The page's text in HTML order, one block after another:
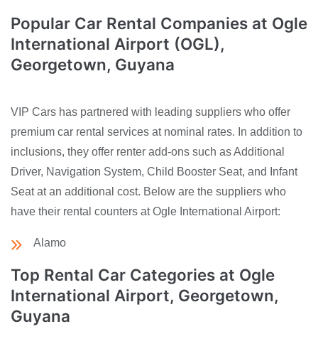
Popular Car Rental Companies at Ogle
International Airport (OGL),
Georgetown, Guyana
VIP Cars has partnered with leading suppliers who offer
premium car rental services at nominal rates. In addition to
inclusions, they offer renter add-ons such as Additional
Driver, Navigation System, Child Booster Seat, and Infant
Seat at an additional cost. Below are the suppliers who
have their rental counters at Ogle International Airport:
Alamo
Top Rental Car Categories at Ogle
International Airport, Georgetown,
Guyana